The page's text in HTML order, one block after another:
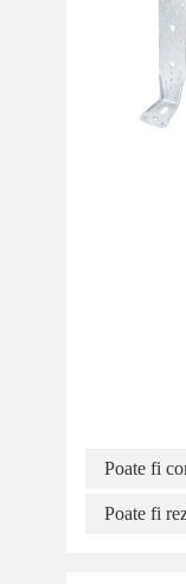
Poate fi
Poate fi